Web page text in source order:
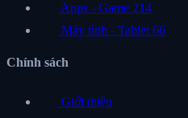
Apps - Game 214
Máy tính - Tablet66
Chính sách
Giới thiệu